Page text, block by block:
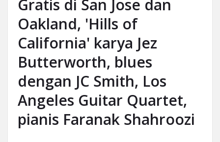
Gratis di San Jose dan
Oakland, 'Hills of
California' karya Jez
Butterworth, blues
dengan JC Smith, Los
Angeles Guitar Quartet,
pianis Faranak Shahroozi